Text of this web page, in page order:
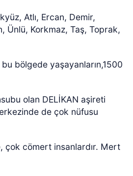
Atlı, Ercan, Demir,
Ünlü, Korkmaz, Taş, Toprak,
bölgede yaşayanların,1500
olan DELİKAN aşireti
de çok nüfusu
çok cömert insanlardır. Mert